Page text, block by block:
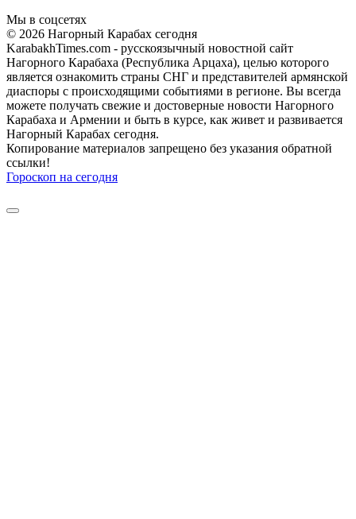
Мы в соцсетях
© 2026 Нагорный Карабах сегодня
KarabakhTimes.com - русскоязычный новостной сайт
Нагорного Карабаха (Республика Арцаха), целью которого
является ознакомить страны СНГ и представителей армянской
диаспоры с происходящими событиями в регионе. Вы всегда
можете получать свежие и достоверные новости Нагорного
Карабаха и Армении и быть в курсе, как живет и развивается
Нагорный Карабах сегодня.
Копирование материалов запрещено без указания обратной
ссылки!
Гороскоп на сегодня